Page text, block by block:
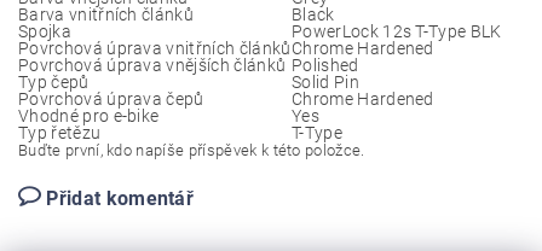
Barva vnitřních článků
Black
Spojka
PowerLock 12s T-Type BLK
Povrchová úprava vnitřních článkůChrome Hardened
Povrchová úprava vnějších článků Polished
Typ čepů
Solid Pin
Povrchová úprava čepů
Chrome Hardened
Vhodné pro e-bike
Yes
Typ řetězu
T-Type
Buďte první, kdo napíše příspěvek k této položce.
Přidat komentář